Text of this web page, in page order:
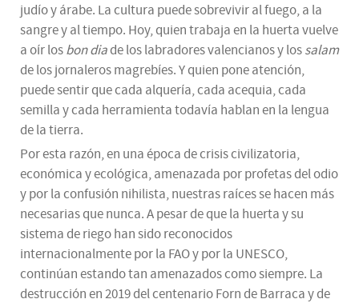
judío y árabe. La cultura puede sobrevivir al fuego, a la
sangre y al tiempo. Hoy, quien trabaja en la huerta vuelve
a oír losbon diade los labradores valencianos y lossalam
de los jornaleros magrebíes. Y quien pone atención,
puede sentir que cada alquería, cada acequia, cada
semilla y cada herramienta todavía hablan en la lengua
de la tierra.
Por esta razón, en una época de crisis civilizatoria,
económica y ecológica, amenazada por profetas del odio
y por la confusión nihilista, nuestras raíces se hacen más
necesarias que nunca. A pesar de que la huerta y su
sistema de riego han sido reconocidos
internacionalmente por la FAO y por la UNESCO,
continúan estando tan amenazados como siempre. La
destrucción en 2019 del centenario Forn de Barraca y de